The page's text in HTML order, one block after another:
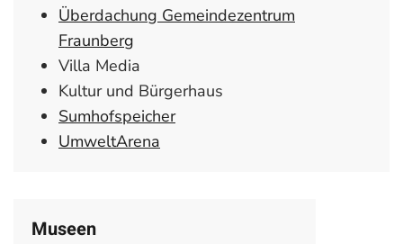
Überdachung Gemeindezentrum
Fraunberg
Villa Media
Kultur und Bürgerhaus
Sumhofspeicher
UmweltArena
Museen